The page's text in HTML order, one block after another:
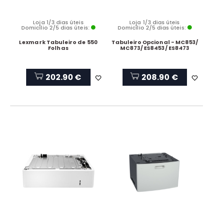
Loja 1/3 dias úteis
Domicílio 2/5 dias úteis:
Lexmark Tabuleiro de 550
Folhas
202.90 €
Loja 1/3 dias úteis
Domicílio 2/5 dias úteis:
Tabuleiro Opcional - MC853/
MC873/ ES8453/ ES8473
208.90 €